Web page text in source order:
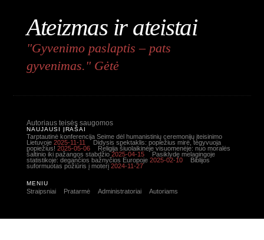
Ateizmas ir ateistai
"Gyvenimo paslaptis – pats
gyvenimas." Gėtė
Autoriaus teisės saugomos
NAUJAUSI ĮRAŠAI
Tarptautinė konferencija Seime dėl humanistinių ceremonijų įteisinimo
Lietuvoje 2025-11-11
Didysis spektaklis: popiežius mirė, tegyvuoja
popiežius! 2025-05-06
Religija šiuolaikinėje visuomenėje: nuo moralės
šaltinio iki pažangos stabdžio 2025-04-15
Pasiklydę melagingoje
statistikoje: degančios bažnyčios Europoje 2025-02-10
Biblijos
suformuotas požiūris į moterį 2024-11-27
MENIU
Straipsniai Pratarmė Administratoriai Autoriams